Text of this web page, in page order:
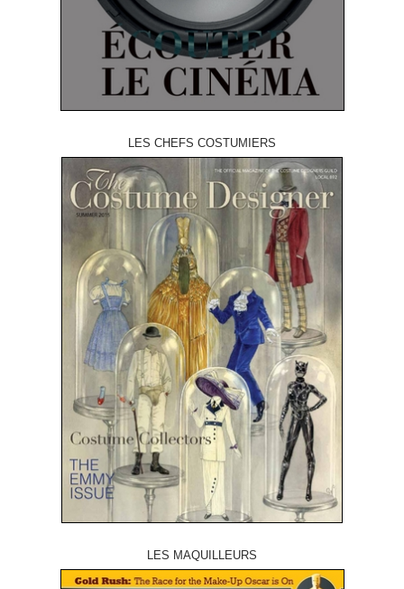
LES CHEFS COSTUMIERS
LES MAQUILLEURS